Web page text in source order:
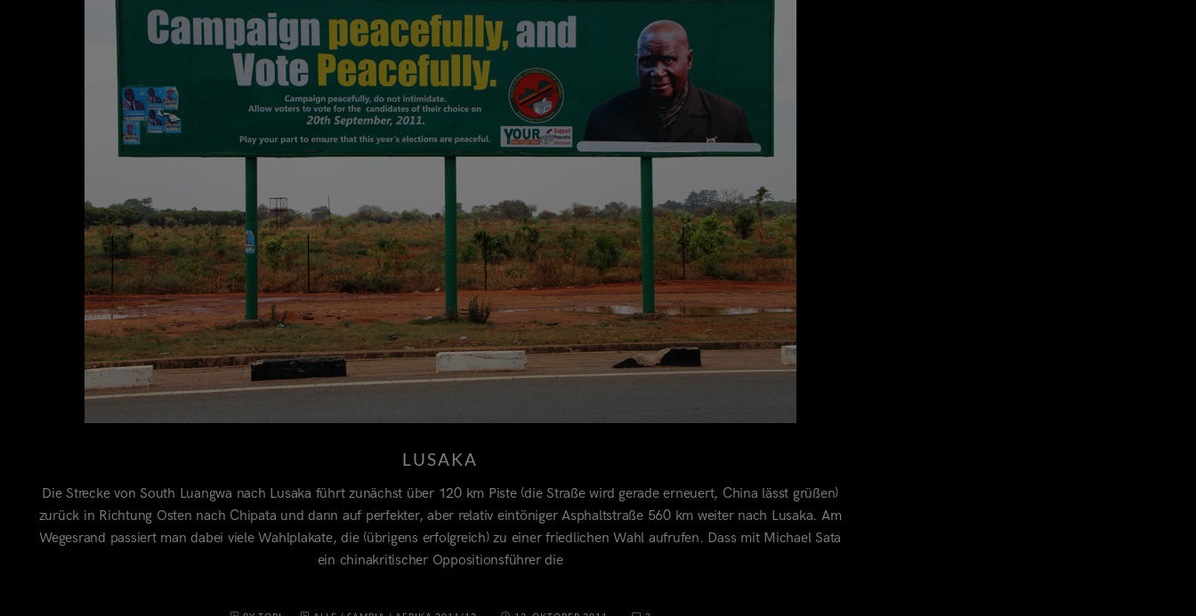
LUSAKA
Die Strecke von South Luangwa nach Lusaka führt zunächst über 120 km Piste (die Straße wird gerade erneuert, China lässt grüßen)
zurück in Richtung Osten nach Chipata und dann auf perfekter, aber relativ eintöniger Asphaltstraße 560 km weiter nach Lusaka. Am
Wegesrand passiert man dabei viele Wahlplakate, die (übrigens erfolgreich) zu einer friedlichen Wahl aufrufen. Dass mit Michael Sata
ein chinakritischer Oppositionsführer die